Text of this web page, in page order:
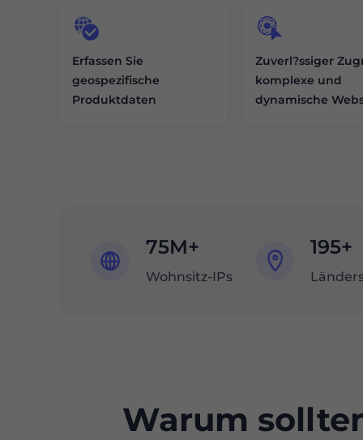
Erfassen Sie
geospezifische
Produktdaten
Zuverl?ssiger
komplexe und
dynamische
75M+
Wohnsitz-IPs
195+
Warum